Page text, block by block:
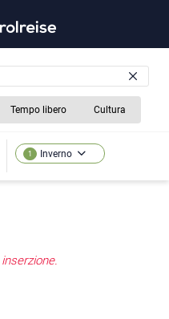
Tempo libero Cultura
1 Inverno